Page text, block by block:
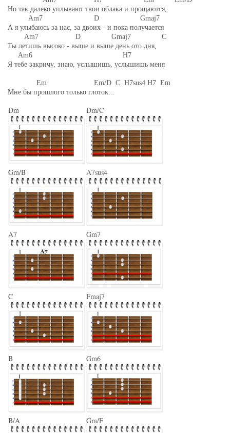
Но так далеко уплывают твои облака и прощаются,
Am7 D Gmaj7
А я улыбаюсь за нас, за двоих - и пока получается
Am7 D Gmaj7 C
Ты летишь высоко - выше и выше день ото дня,
Am6 H7
Я тебе закричу, знаю, услышишь, услышишь меня
Em Em/D C H7sus4 H7 Em
Мне бы прошлого только глоток...
Dm Dm/C
Gm/B A7sus4
A7 Gm7
C Fmaj7
B Gm6
B/A Gm/F